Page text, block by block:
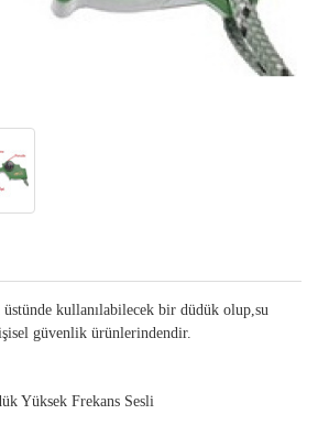
üstünde kullanılabilecek bir düdük olup,su
güvenlik ürünlerindendir.
Yüksek Frekans Sesli